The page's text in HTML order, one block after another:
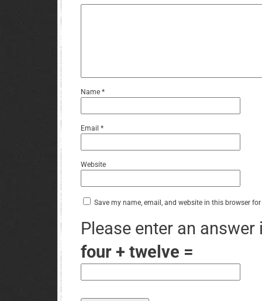
Name *
Email *
Website
Save my name, email, and website in this browser
Please enter an answer
four + twelve =